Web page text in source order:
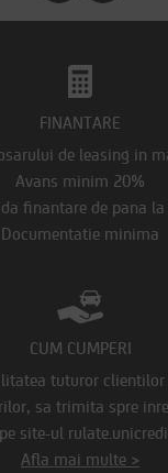
FINANTARE
de leasing in
Avans minim 20%
finantare de pana
Documentatie minima
CUM CUMPERI
tuturor
sa trimita spre
site-ul
Afla mai multe >